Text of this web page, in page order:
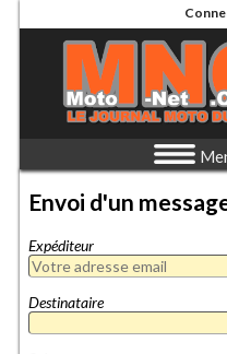
Envoi d'un
Expéditeur
Destinataire